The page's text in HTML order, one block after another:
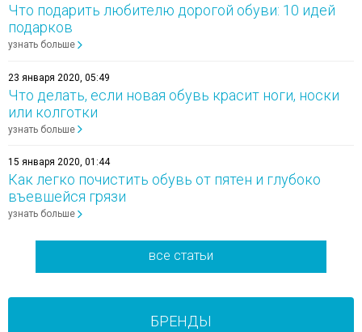
Что подарить любителю дорогой обуви: 10 идей
подарков
узнать больше
23 января 2020, 05:49
Что делать, если новая обувь красит ноги, носки
или колготки
узнать больше
15 января 2020, 01:44
Как легко почистить обувь от пятен и глубоко
въевшейся грязи
узнать больше
все статьи
БРЕНДЫ